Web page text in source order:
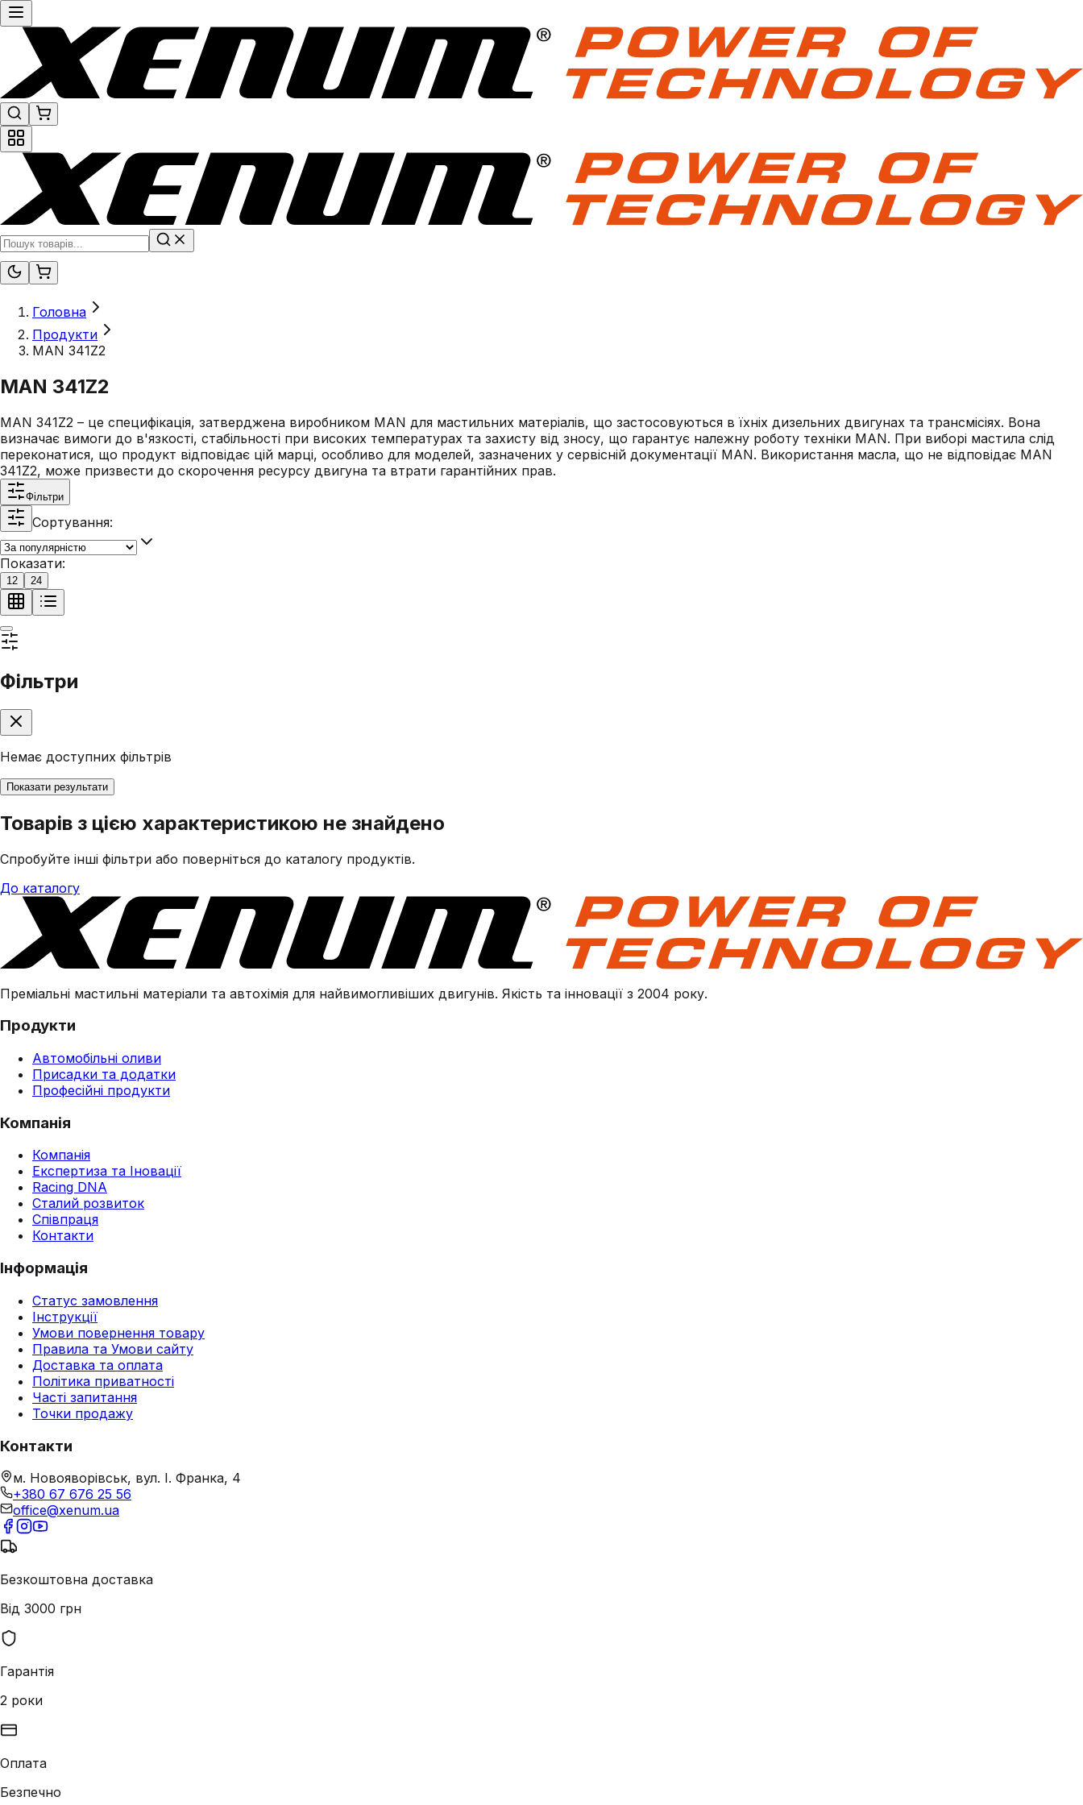
Головна
Продукти
MAN 341Z2
MAN 341Z2
MAN 341Z2 – це специфікація, затверджена виробником MAN для мастильних матеріалів, що застосовуються в їхніх дизельних двигунах та трансмісіях. Вона
визначає вимоги до в'язкості, стабільності при високих температурах та захисту від зносу, що гарантує належну роботу техніки MAN. При виборі мастила слід
переконатися, що продукт відповідає цій марці, особливо для моделей, зазначених у сервісній документації MAN. Використання масла, що не відповідає MAN
341Z2, може призвести до скорочення ресурсу двигуна та втрати гарантійних прав.
Фільтри
Сортування:
Показати:
12 24
Фільтри
Немає доступних фільтрів
Показати результати
Товарів з цією характеристикою не знайдено
Спробуйте інші фільтри або поверніться до каталогу продуктів.
До каталогу
Преміальні мастильні матеріали та автохімія для найвимогливіших двигунів. Якість та інновації з 2004 року.
Продукти
Автомобільні оливи
Присадки та додатки
Професійні продукти
Компанія
Компанія
Експертиза та Іновації
Racing DNA
Сталий розвиток
Співпраця
Контакти
Інформація
Статус замовлення
Інструкції
Умови повернення товару
Правила та Умови сайту
Доставка та оплата
Політика приватності
Часті запитання
Точки продажу
Контакти
м. Новояворівськ, вул. І. Франка, 4
+380 67 676 25 56
office@xenum.ua
Безкоштовна доставка
Від 3000 грн
Гарантія
2 роки
Оплата
Безпечно